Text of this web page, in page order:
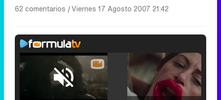
62 comentarios |Viernes 17 Agosto 2007 21:42
Unmute /